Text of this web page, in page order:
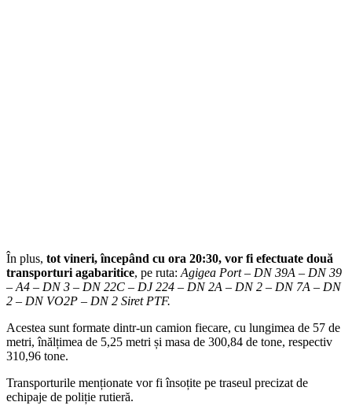
În plus, tot vineri, începând cu ora 20:30, vor fi efectuate două
transporturi agabaritice, pe ruta: Agigea Port – DN 39A – DN 39
– A4 – DN 3 – DN 22C – DJ 224 – DN 2A – DN 2 – DN 7A – DN
2 – DN VO2P – DN 2 Siret PTF.
Acestea sunt formate dintr-un camion fiecare, cu lungimea de 57 de
metri, înălțimea de 5,25 metri și masa de 300,84 de tone, respectiv
310,96 tone.
Transporturile menționate vor fi însoțite pe traseul precizat de
echipaje de poliție rutieră.